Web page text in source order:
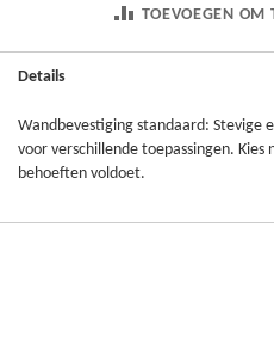
TOEVOEGEN OM
Details
Wandbevestiging standaard: Stevige
voor verschillende toepassingen.
behoeften voldoet.